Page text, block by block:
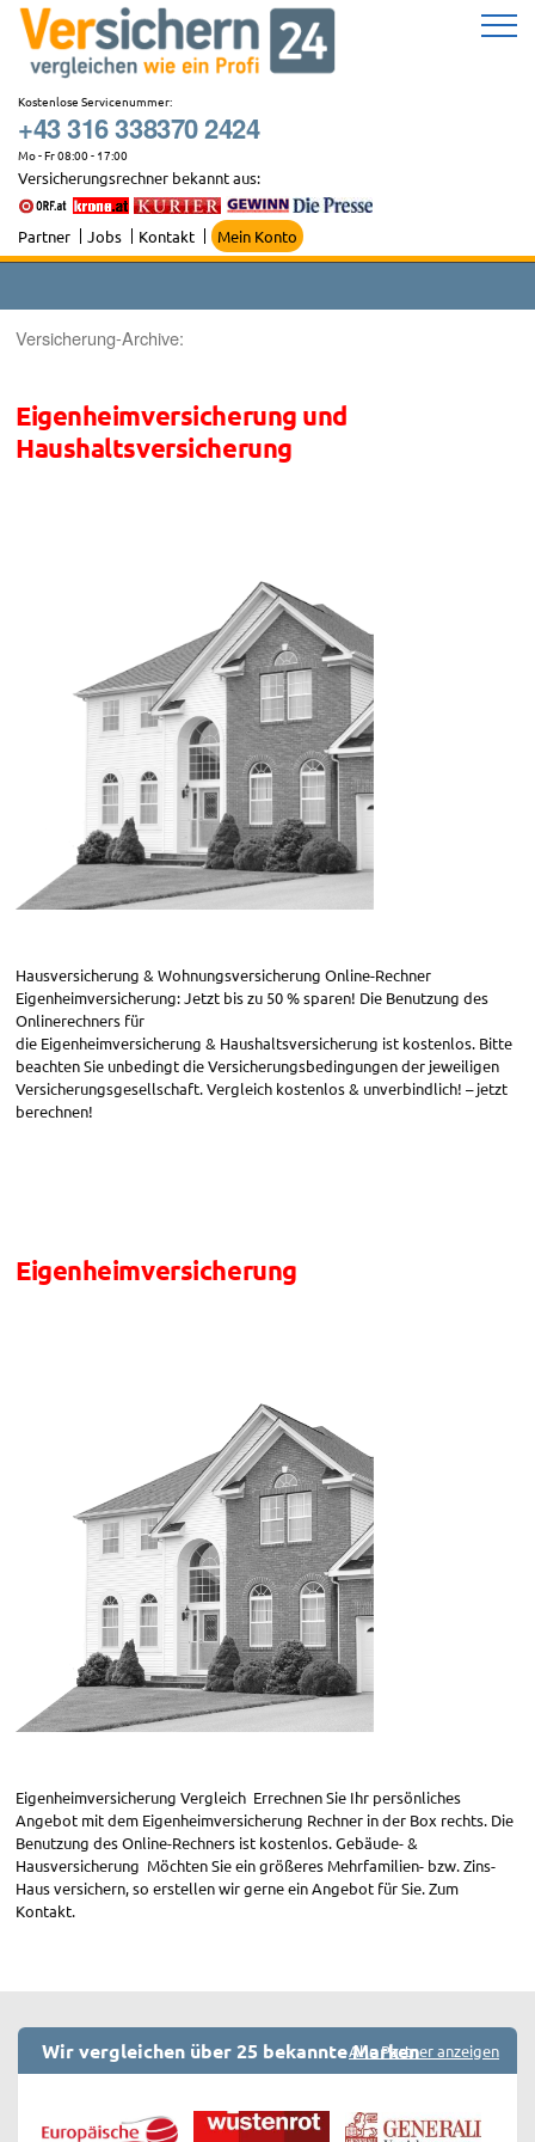
Zum
Inhalt
springen
Kostenlose Servicenummer:
+43 316 338370 2424
Mo - Fr 08:00 - 17:00
Versicherungsrechner bekannt aus:
Partner Jobs Kontakt Mein Konto
Versicherung-Archive:
Eigenheimversicherung und
Haushaltsversicherung
Hausversicherung & Wohnungsversicherung Online-Rechner
Eigenheimversicherung: Jetzt bis zu 50 % sparen! Die Benutzung des
Onlinerechners für
die Eigenheimversicherung & Haushaltsversicherung ist kostenlos. Bitte
beachten Sie unbedingt die Versicherungsbedingungen der jeweiligen
Versicherungsgesellschaft. Vergleich kostenlos & unverbindlich! – jetzt
berechnen!
Eigenheimversicherung
Eigenheimversicherung Vergleich Errechnen Sie Ihr persönliches
Angebot mit dem Eigenheimversicherung Rechner in der Box rechts. Die
Benutzung des Online-Rechners ist kostenlos. Gebäude- &
Hausversicherung Möchten Sie ein größeres Mehrfamilien- bzw. Zins-
Haus versichern, so erstellen wir gerne ein Angebot für Sie. Zum
Kontakt.
Wir vergleichen über 25 bekannte MarkenAlle Partner anzeigen